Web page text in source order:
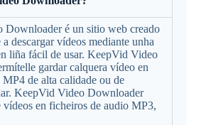
Downloader é un sitio web creado
descargar vídeos mediante unha
liña fácil de usar. KeepVid Video
gardar calquera vídeo en
de alta calidade ou de
KeepVid Video Downloader
vídeos en ficheiros de audio MP3,